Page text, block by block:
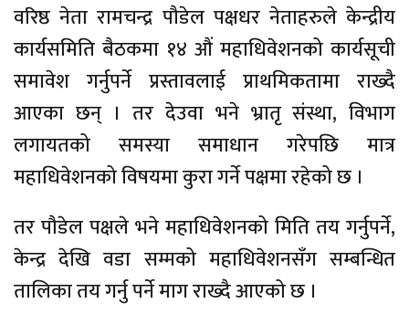
वरिष्ठ नेता रामचन्द्र पौडेल पक्षधर नेताहरुले केन्द्रीय
कार्यसमिति बैठकमा १४ औं महाधिवेशनको कार्यसूची
समावेश गर्नुपर्ने प्रस्तावलाई प्राथमिकतामा राख्दै
आएका छन् । तर देउवा भने भ्रातृ संस्था, विभाग
लगायतको समस्या समाधान गरेपछि मात्र
महाधिवेशनको विषयमा कुरा गर्ने पक्षमा रहेको छ ।
तर पौडेल पक्षले भने महाधिवेशनको मिति तय गर्नुपर्ने,
केन्द्र देखि वडा सम्मको महाधिवेशनसँग सम्बन्धित
तालिका तय गर्नु पर्ने माग राख्दै आएको छ ।